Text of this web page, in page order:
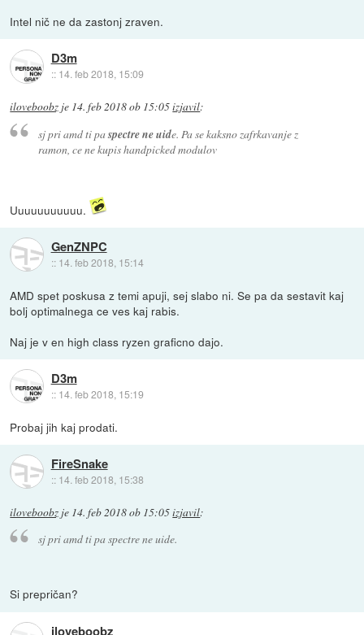
Intel nič ne da zastonj zraven.
D3m
:: 14. feb 2018, 15:09
iloveboobz je 14. feb 2018 ob 15:05izjavil:
sj pri amd ti paspectre ne uide. Pa se kaksno zafrkavanje z
ramon, ce ne kupis handpicked modulov
Uuuuuuuuuuu.
GenZNPC
:: 14. feb 2018, 15:14
AMD spet poskusa z temi apuji, sej slabo ni. Se pa da sestavit kaj
bolj optimalnega ce ves kaj rabis.
Naj je v en high class ryzen graficno dajo.
D3m
:: 14. feb 2018, 15:19
Probaj jih kaj prodati.
FireSnake
:: 14. feb 2018, 15:38
iloveboobz je 14. feb 2018 ob 15:05izjavil:
sj pri amd ti pa spectre ne uide.
Si prepričan?
iloveboobz